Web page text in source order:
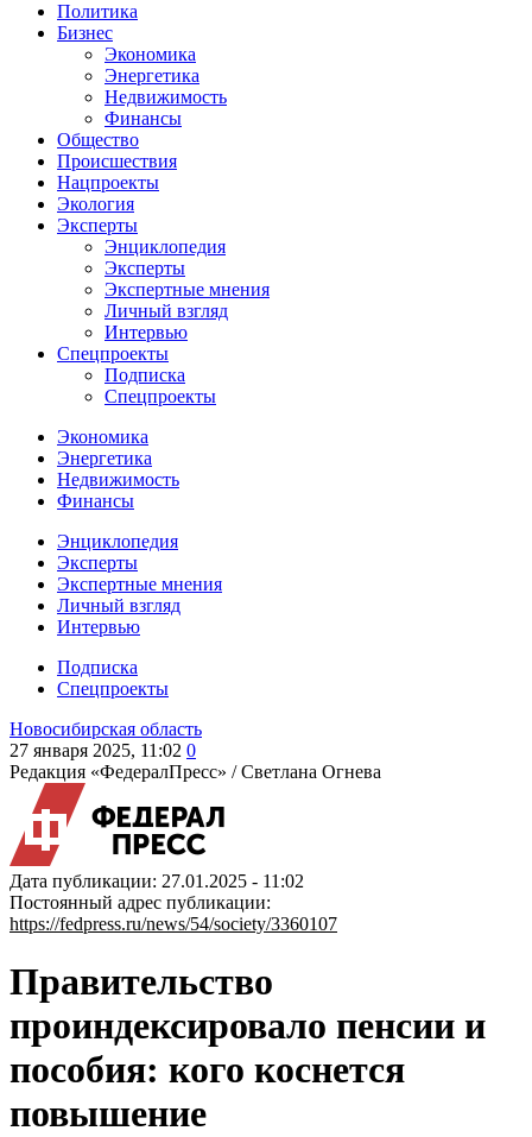
Политика
Бизнес
Экономика
Энергетика
Недвижимость
Финансы
Общество
Происшествия
Нацпроекты
Экология
Эксперты
Энциклопедия
Эксперты
Экспертные мнения
Личный взгляд
Интервью
Спецпроекты
Подписка
Спецпроекты
Экономика
Энергетика
Недвижимость
Финансы
Энциклопедия
Эксперты
Экспертные мнения
Личный взгляд
Интервью
Подписка
Спецпроекты
Новосибирская область
27 января 2025, 11:02 0
Редакция «ФедералПресс» /Светлана Огнева
Дата публикации: 27.01.2025 - 11:02
Постоянный адрес публикации:
https://fedpress.ru/news/54/society/3360107
Правительство
проиндексировало пенсии и
пособия: кого коснется
повышение